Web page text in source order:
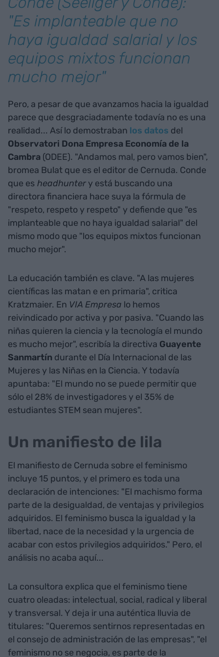
"Es implanteable que no
haya igualdad salarial y los
equipos mixtos funcionan
mucho mejor"
Pero, a pesar de que avanzamos hacia la igualdad
parece que desgraciadamente todavía no es una
realidad... Así lo demostraban los datos del
Observatori Dona Empresa Economía de la
Cambra (ODEE). "Andamos mal, pero vamos bien",
bromea Bulat que es el editor de Cernuda. Conde
que es headhunter y está buscando una
directora financiera hace suya la fórmula de
"respeto, respeto y respeto" y defiende que "es
implanteable que no haya igualdad salarial" del
mismo modo que "los equipos mixtos funcionan
mucho mejor".
La educación también es clave. "A las mujeres
científicas las matan e en primaria", critica
Kratzmaier. En VIA Empresa lo hemos
reivindicado por activa y por pasiva. "Cuando las
niñas quieren la ciencia y la tecnología el mundo
es mucho mejor", escribía la directiva Guayente
Sanmartín durante el Día Internacional de las
Mujeres y las Niñas en la Ciencia. Y todavía
apuntaba: "El mundo no se puede permitir que
sólo el 28% de investigadores y el 35% de
estudiantes STEM sean mujeres".
Un manifiesto de lila
El manifiesto de Cernuda sobre el feminismo
incluye 15 puntos, y el primero es toda una
declaración de intenciones: "El machismo forma
parte de la desigualdad, de ventajas y privilegios
adquiridos. El feminismo busca la igualdad y la
libertad, nace de la necesidad y la urgencia de
acabar con estos privilegios adquiridos." Pero, el
análisis no acaba aquí...
La consultora explica que el feminismo tiene
cuatro oleadas: intelectual, social, radical y liberal
y transversal. Y deja ir una auténtica lluvia de
titulares: "Queremos sentirnos representadas en
el consejo de administración de las empresas", "el
feminismo no se negocia, es parte de la